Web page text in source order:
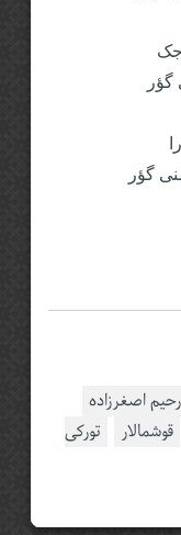
جک
گؤر
گؤر
رحیم اصغرزاده
قوشمالار
تورکی